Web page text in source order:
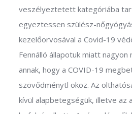
veszélyeztetett kategóriába
egyeztessen szülész-
kezelőorvosával a Covid-19
Fennálló állapotuk miatt nagyon
annak, hogy a COVID-19
szövődménytl okoz. Az
kívül alapbetegségük, illetve az